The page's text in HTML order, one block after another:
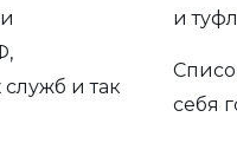
и так
и
себя